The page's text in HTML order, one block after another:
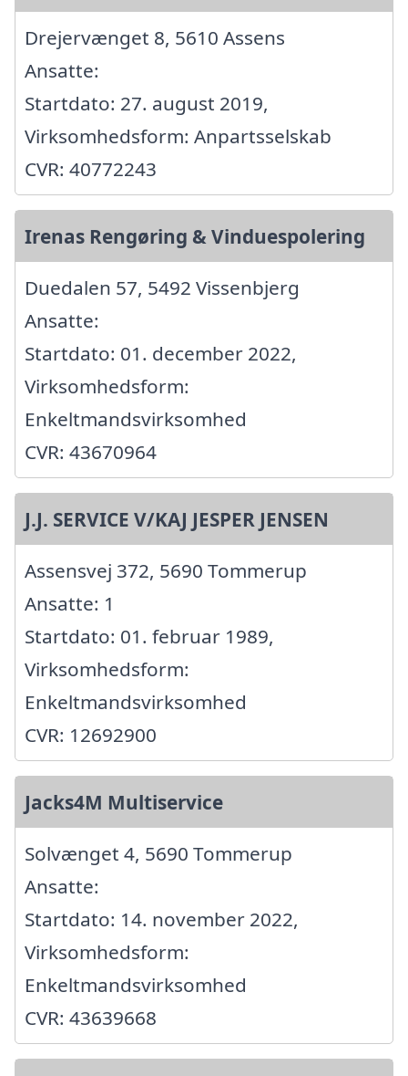
Drejervænget 8, 5610 Assens
Ansatte:
Startdato: 27. august 2019,
Virksomhedsform: Anpartsselskab
CVR: 40772243
Irenas Rengøring & Vinduespolering
Duedalen 57, 5492 Vissenbjerg
Ansatte:
Startdato: 01. december 2022,
Virksomhedsform:
Enkeltmandsvirksomhed
CVR: 43670964
J.J. SERVICE V/KAJ JESPER JENSEN
Assensvej 372, 5690 Tommerup
Ansatte: 1
Startdato: 01. februar 1989,
Virksomhedsform:
Enkeltmandsvirksomhed
CVR: 12692900
Jacks4M Multiservice
Solvænget 4, 5690 Tommerup
Ansatte:
Startdato: 14. november 2022,
Virksomhedsform:
Enkeltmandsvirksomhed
CVR: 43639668